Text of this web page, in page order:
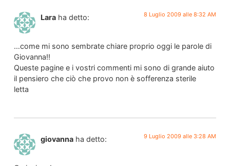
Lara ha detto: 8 Luglio 2009 alle 8:32 AM
…come mi sono sembrate chiare proprio oggi le parole di
Giovanna!!
Queste pagine e i vostri commenti mi sono di grande aiuto
il pensiero che ciò che provo non è sofferenza sterile
letta
giovanna ha detto: 9 Luglio 2009 alle 3:28 AM